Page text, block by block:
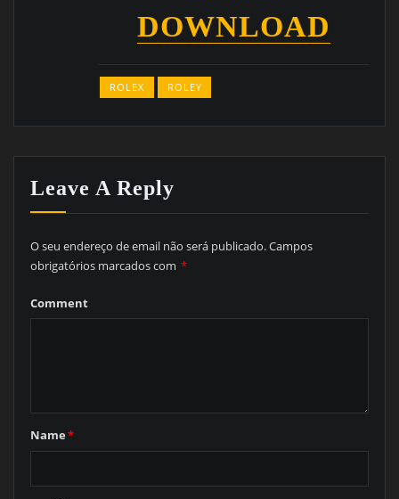
DOWNLOAD
ROLEX ROLEY
Leave A Reply
O seu endereço de email não será publicado.Campos
obrigatórios marcados com *
Comment
Name*